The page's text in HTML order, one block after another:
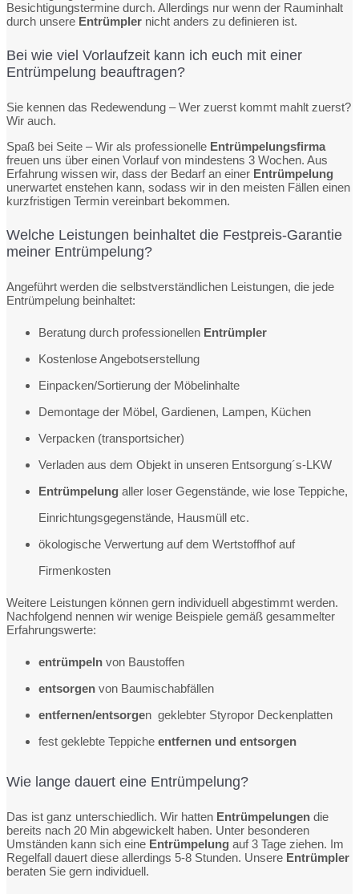
Besichtigungstermine durch. Allerdings nur wenn der Rauminhalt
durch unsere Entrümpler nicht anders zu definieren ist.
Bei wie viel Vorlaufzeit kann ich euch mit einer
Entrümpelung beauftragen?
Sie kennen das Redewendung – Wer zuerst kommt mahlt zuerst?
Wir auch.
Spaß bei Seite – Wir als professionelle Entrümpelungsfirma
freuen uns über einen Vorlauf von mindestens 3 Wochen. Aus
Erfahrung wissen wir, dass der Bedarf an einer Entrümpelung
unerwartet enstehen kann, sodass wir in den meisten Fällen einen
kurzfristigen Termin vereinbart bekommen.
Welche Leistungen beinhaltet die Festpreis-Garantie
meiner Entrümpelung?
Angeführt werden die selbstverständlichen Leistungen, die jede
Entrümpelung beinhaltet:
Beratung durch professionellen Entrümpler
Kostenlose Angebotserstellung
Einpacken/Sortierung der Möbelinhalte
Demontage der Möbel, Gardienen, Lampen, Küchen
Verpacken (transportsicher)
Verladen aus dem Objekt in unseren Entsorgung´s-LKW
Entrümpelung aller loser Gegenstände, wie lose Teppiche,
Einrichtungsgegenstände, Hausmüll etc.
ökologische Verwertung auf dem Wertstoffhof auf
Firmenkosten
Weitere Leistungen können gern individuell abgestimmt werden.
Nachfolgend nennen wir wenige Beispiele gemäß gesammelter
Erfahrungswerte:
entrümpeln von Baustoffen
entsorgen von Baumischabfällen
entfernen/entsorgen geklebter Styropor Deckenplatten
fest geklebte Teppiche entfernen und entsorgen
Wie lange dauert eine Entrümpelung?
Das ist ganz unterschiedlich. Wir hatten Entrümpelungen die
bereits nach 20 Min abgewickelt haben. Unter besonderen
Umständen kann sich eine Entrümpelung auf 3 Tage ziehen. Im
Regelfall dauert diese allerdings 5-8 Stunden. Unsere Entrümpler
beraten Sie gern individuell.